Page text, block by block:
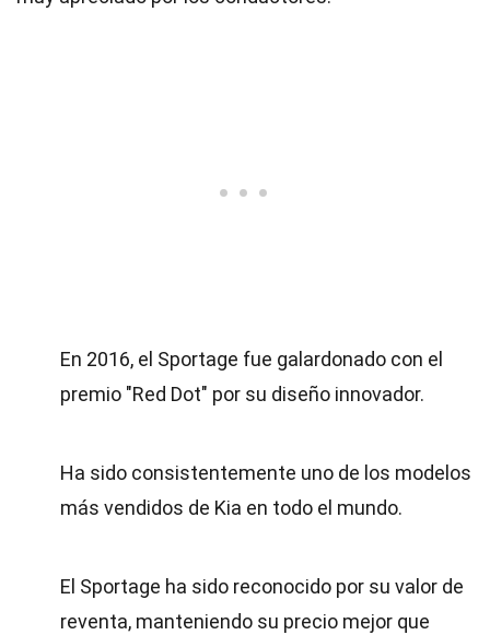
En 2016, el Sportage fue galardonado con el
premio "Red Dot" por su diseño innovador.
Ha sido consistentemente uno de los modelos
más vendidos de Kia en todo el mundo.
El Sportage ha sido reconocido por su valor de
reventa, manteniendo su precio mejor que